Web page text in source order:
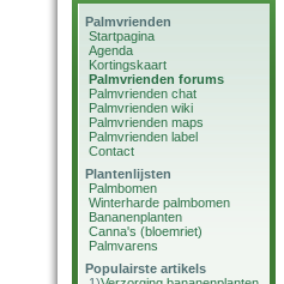
Palmvrienden
Startpagina
Agenda
Kortingskaart
Palmvrienden forums
Palmvrienden chat
Palmvrienden wiki
Palmvrienden maps
Palmvrienden label
Contact
Plantenlijsten
Palmbomen
Winterharde palmbomen
Bananenplanten
Canna's (bloemriet)
Palmvarens
Populairste artikels